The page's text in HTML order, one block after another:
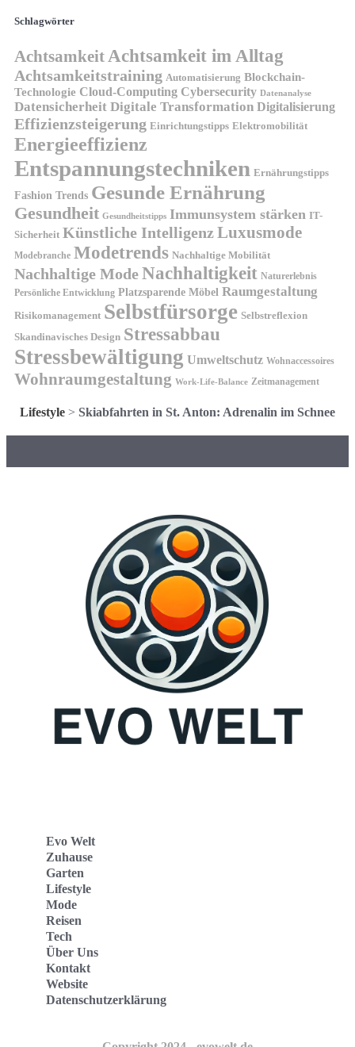
Schlagwörter
AchtsamkeitAchtsamkeit im Alltag
Achtsamkeitstraining Automatisierung Blockchain-
Technologie Cloud-Computing Cybersecurity Datenanalyse
Datensicherheit Digitale Transformation Digitalisierung
Effizienzsteigerung Einrichtungstipps Elektromobilität
Energieeffizienz
Entspannungstechniken Ernährungstipps
Fashion Trends Gesunde Ernährung
Gesundheit Gesundheitstipps Immunsystem stärken IT-
Sicherheit Künstliche IntelligenzLuxusmode
Modebranche Modetrends Nachhaltige Mobilität
Nachhaltige ModeNachhaltigkeit Naturerlebnis
Persönliche Entwicklung Platzsparende Möbel Raumgestaltung
Risikomanagement Selbstfürsorge Selbstreflexion
Skandinavisches Design Stressabbau
Stressbewältigung Umweltschutz Wohnaccessoires
Wohnraumgestaltung Work-Life-Balance Zeitmanagement
Lifestyle > Skiabfahrten in St. Anton: Adrenalin im Schnee
Evo Welt
Zuhause
Garten
Lifestyle
Mode
Reisen
Tech
Über Uns
Kontakt
Website
Datenschutzerklärung